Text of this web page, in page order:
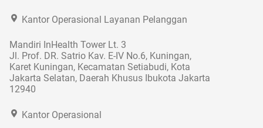
Kantor Operasional Layanan Pelanggan
Mandiri InHealth Tower Lt. 3
Jl. Prof. DR. Satrio Kav. E-IV No.6, Kuningan,
Karet Kuningan, Kecamatan Setiabudi, Kota
Jakarta Selatan, Daerah Khusus Ibukota Jakarta
12940
Kantor Operasional